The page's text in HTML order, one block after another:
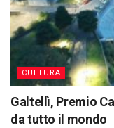
CULTURA
Galtellì, Premio
da tutto il mondo